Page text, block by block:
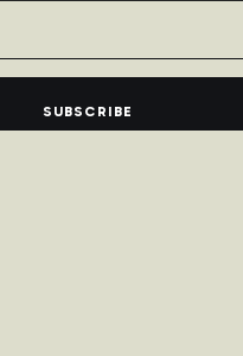
SUBSCRIBE